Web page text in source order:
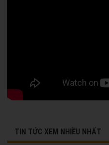
TIN TỨC XEM NHIỀU NHẤT